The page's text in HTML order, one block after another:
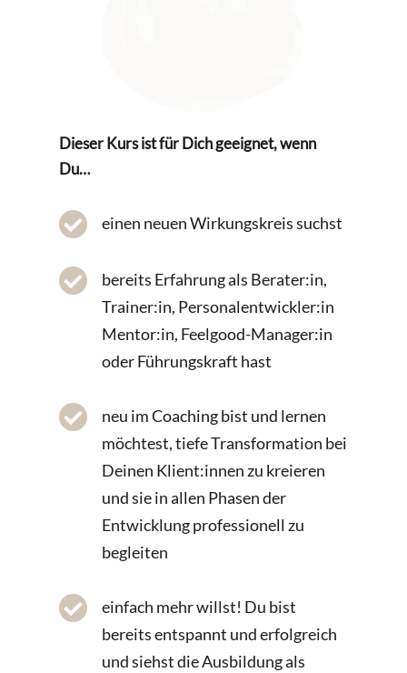
Dieser Kurs ist für Dich geeignet, wenn
Du…
 einen neuen Wirkungskreis suchst

bereits Erfahrung als Berater:in,
Trainer:in, Personalentwickler:in
Mentor:in, Feelgood-Manager:in
oder Führungskraft hast

neu im Coaching bist und lernen
möchtest, tiefe Transformation bei
Deinen Klient:innen zu kreieren
und sie in allen Phasen der
Entwicklung professionell zu
begleiten

einfach mehr willst! Du bist
bereits entspannt und erfolgreich
und siehst die Ausbildung als